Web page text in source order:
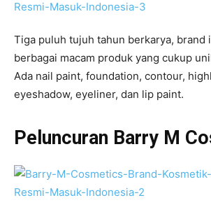
Tiga puluh tujuh tahun berkarya, brand
berbagai macam produk yang cukup
Ada nail paint, foundation, contour,
eyeshadow, eyeliner, dan lip paint.
Peluncuran Barry M